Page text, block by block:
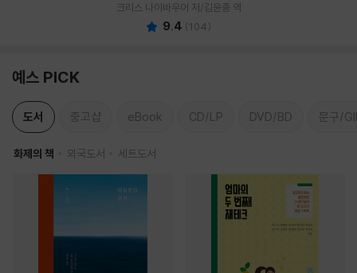
크리스 나이바우어 저/김윤종 역
9.4 (104)
예스 PICK
도서 중고샵 eBook CD/LP DVD/BD 문구/
화제의 책 외국도서 세트도서